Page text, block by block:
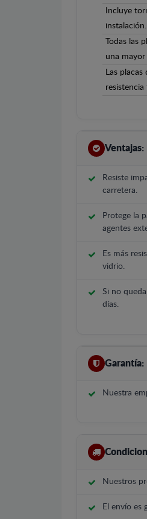
Incluye
instalación.
Todas las
una
Las
Ventajas:
Resiste
carretera.
Protege la
agentes
Es más
vidrio.
Si no
días.
Garantía:
Nuestra
Nuestros
El envío es